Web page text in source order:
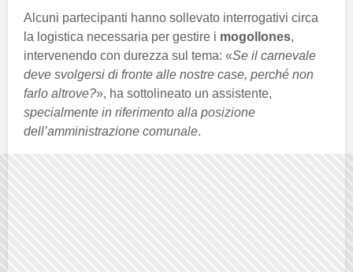
Alcuni partecipanti hanno sollevato interrogativi circa
la logistica necessaria per gestire i mogollones,
intervenendo con durezza sul tema: «Se il carnevale
deve svolgersi di fronte alle nostre case, perché non
farlo altrove?», ha sottolineato un assistente,
specialmente in riferimento alla posizione
dell’amministrazione comunale.